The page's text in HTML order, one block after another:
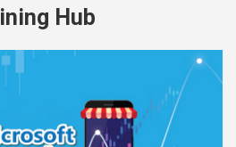
Hub